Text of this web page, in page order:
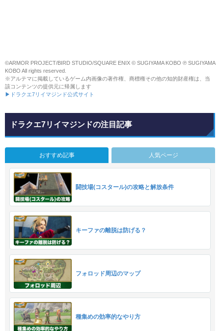
©ARMOR PROJECT/BIRD STUDIO/SQUARE ENIX © SUGIYAMA KOBO ℗ SUGIYAMA
KOBO All rights reserved.
※アルテマに掲載しているゲーム内画像の著作権、商標権その他の知的財産権は、当
該コンテンツの提供元に帰属します
▶ドラクエ7リイマジンド公式サイト
ドラクエ7リイマジンドの注目記事
おすすめ記事 人気ページ
闘技場(コスタール)の攻略と解放条件
キーファの離脱は防げる？
フォロッド周辺のマップ
種集めの効率的なやり方